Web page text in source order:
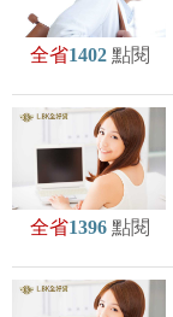
全省1402 點閱
全省1396 點閱